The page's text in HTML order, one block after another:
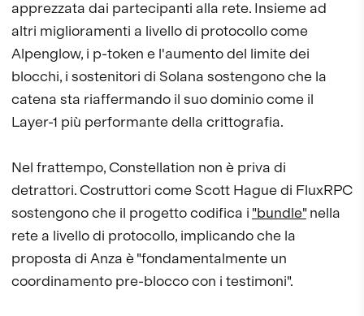
apprezzata dai partecipanti alla rete. Insieme ad
altri miglioramenti a livello di protocollo come
Alpenglow, i p-token e l'aumento del limite dei
blocchi, i sostenitori di Solana sostengono che la
catena sta riaffermando il suo dominio come il
Layer-1 più performante della crittografia.
Nel frattempo, Constellation non è priva di
detrattori. Costruttori come Scott Hague di FluxRPC
sostengono che il progetto codifica i "bundle"nella
rete a livello di protocollo, implicando che la
proposta di Anza è "fondamentalmente un
coordinamento pre-blocco con i testimoni".